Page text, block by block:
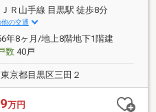
多数、住宅ローンご相談下さ
!自宅まで送迎も可!◆年中無
きます!◆5000円QUOプレゼ
テレビ等でCM放映♪
ＪＲ山手線 目黒駅 徒歩8分
他の交通
年8ヶ月/地上8階地下1階建
数40戸
東京都目黒区三田２
万円